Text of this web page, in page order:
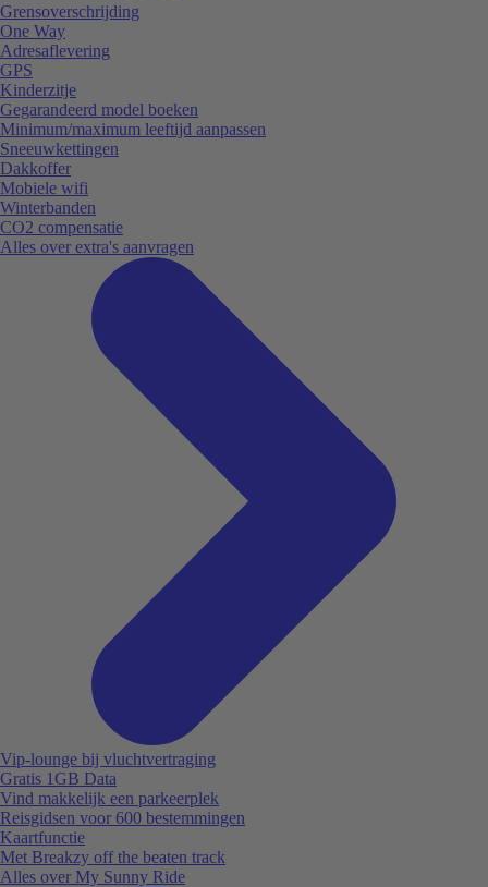
Grensoverschrijding
One Way
Adresaflevering
GPS
Kinderzitje
Gegarandeerd model boeken
Minimum/maximum leeftijd aanpassen
Sneeuwkettingen
Dakkoffer
Mobiele wifi
Winterbanden
CO2 compensatie
Alles over extra's aanvragen
Vip-lounge bij vluchtvertraging
Gratis 1GB Data
Vind makkelijk een parkeerplek
Reisgidsen voor 600 bestemmingen
Kaartfunctie
Met Breakzy off the beaten track
Alles over My Sunny Ride